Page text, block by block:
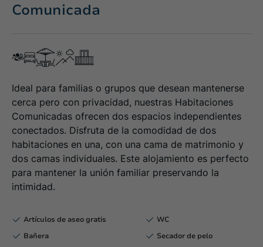
Comunicada
Ideal para familias o grupos que desean mantenerse
cerca pero con privacidad, nuestras Habitaciones
Comunicadas ofrecen dos espacios independientes
conectados. Disfruta de la comodidad de dos
habitaciones en una, con una cama de matrimonio y
dos camas individuales. Este alojamiento es perfecto
para mantener la unión familiar preservando la
intimidad.
Artículos de aseo gratis
WC
Bañera
Secador de pelo